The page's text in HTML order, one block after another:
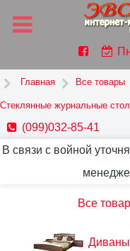
Главная Все товары
Стеклянные журнальные
(099)032-85-41
В связи с войной
Все